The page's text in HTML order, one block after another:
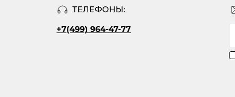
ТЕЛЕФОНЫ:
+7(499) 964-47-77